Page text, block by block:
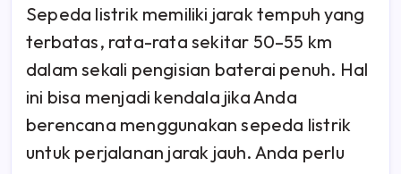
Sepeda listrik memiliki jarak tempuh yang
terbatas, rata-rata sekitar 50–55 km
dalam sekali pengisian baterai penuh. Hal
ini bisa menjadi kendala jika Anda
berencana menggunakan sepeda listrik
untuk perjalanan jarak jauh. Anda perlu